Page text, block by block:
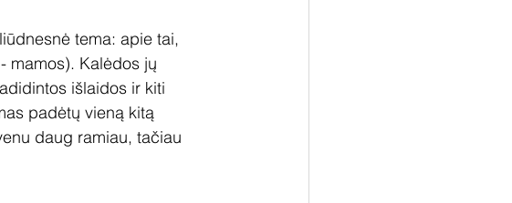
tema: apie tai,
mamos). Kalėdos jų
išlaidos ir kiti
padėtų vieną kitą
daug ramiau, tačiau